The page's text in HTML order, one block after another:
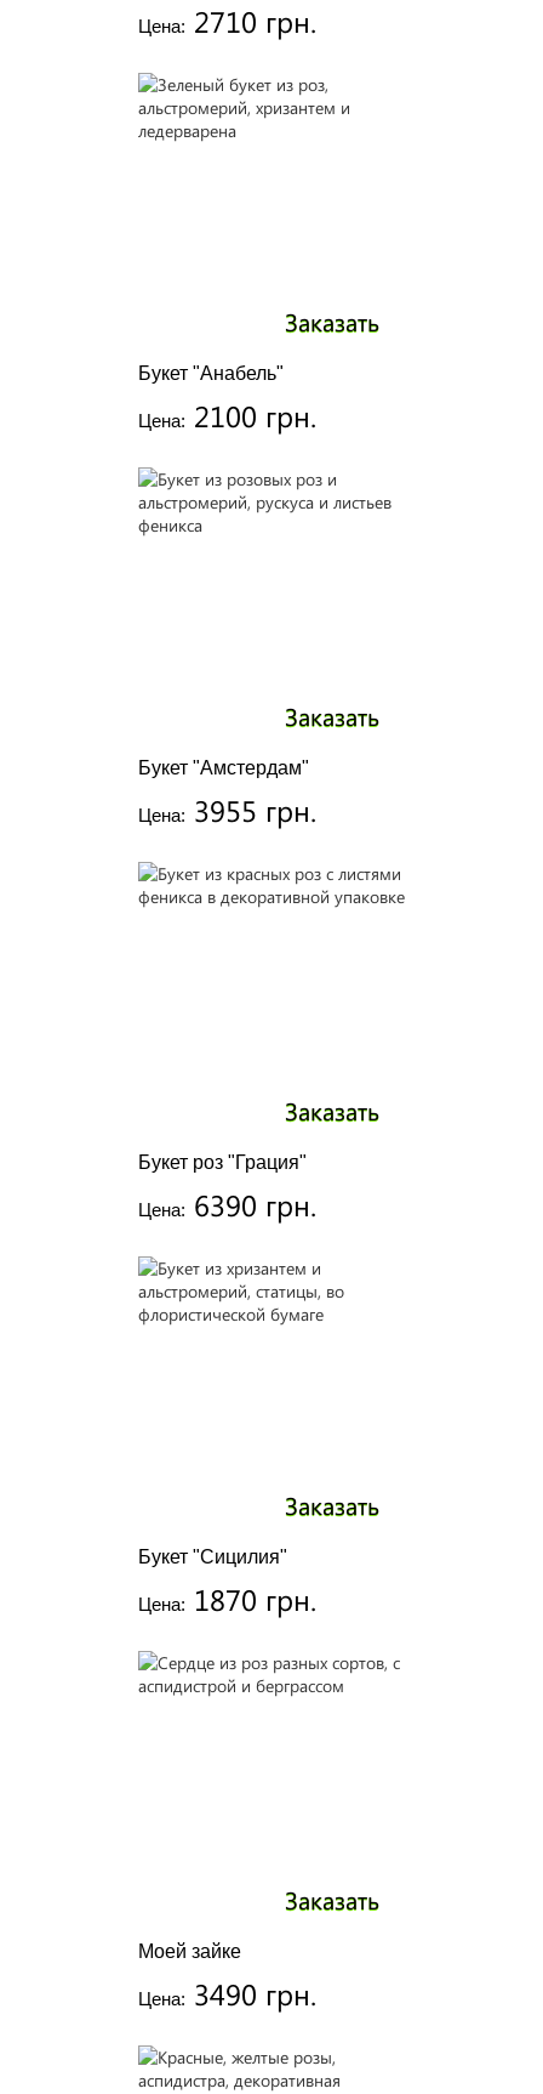
Цена: 2710 грн.
Букет "Анабель"
Цена: 2100 грн.
Заказать
Букет "Амстердам"
Цена: 3955 грн.
Заказать
Букет роз "Грация"
Цена: 6390 грн.
Заказать
Букет "Сицилия"
Цена: 1870 грн.
Заказать
Моей зайке
Цена: 3490 грн.
Заказать